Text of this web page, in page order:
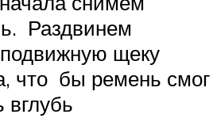
Раздвинем
щеку
что бы ремень смог
вглубь